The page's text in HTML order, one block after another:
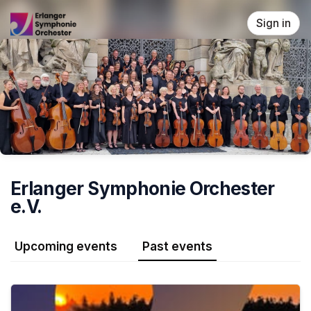
Skip header
Sign in
Erlanger Symphonie Orchester
e.V.
Upcoming events Past events